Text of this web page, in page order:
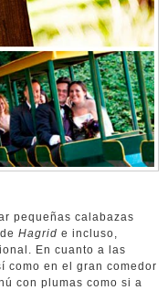
pequeñas calabazas
Hagrid e incluso,
En cuanto a las
como en el gran comedor
con plumas como si a